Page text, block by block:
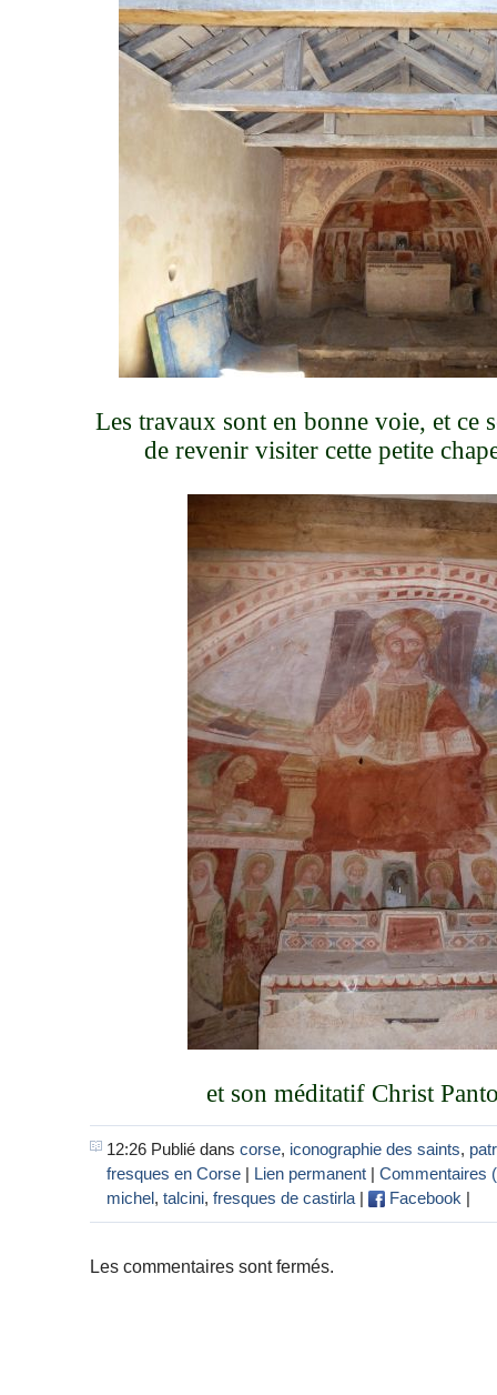
Les travaux sont en bonne voie, et ce
de revenir visiter cette petite
et son méditatif Christ
12:26 Publié dans corse, iconographie des saints,
fresques en Corse | Lien permanent | Commentaires
michel, talcini, fresques de castirla | Facebook |
Les commentaires sont fermés.